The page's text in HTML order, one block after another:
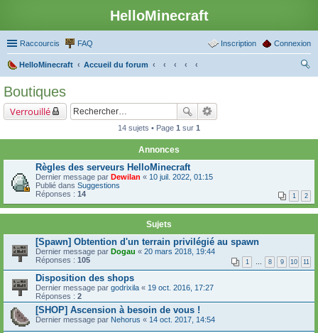
HelloMinecraft
Raccourcis FAQ Connexion
Inscription
HelloMinecraft
Accueil du forum
Boutiques
Verrouillé
14 sujets • Page 1 sur 1
Annonces
Règles des serveurs HelloMinecraft
Dernier message par Dewilan « 10 juil. 2022, 01:15
Publié dans Suggestions
Réponses : 14 1 2
Sujets
[Spawn] Obtention d'un terrain privilégié au spawn
Dernier message par Dogau « 20 mars 2018, 19:44
Réponses : 105 1 … 8 9 10 11
Disposition des shops
Dernier message par godrixila « 19 oct. 2016, 17:27
Réponses : 2
[SHOP] Ascension à besoin de vous !
Dernier message par Nehorus « 14 oct. 2017, 14:54